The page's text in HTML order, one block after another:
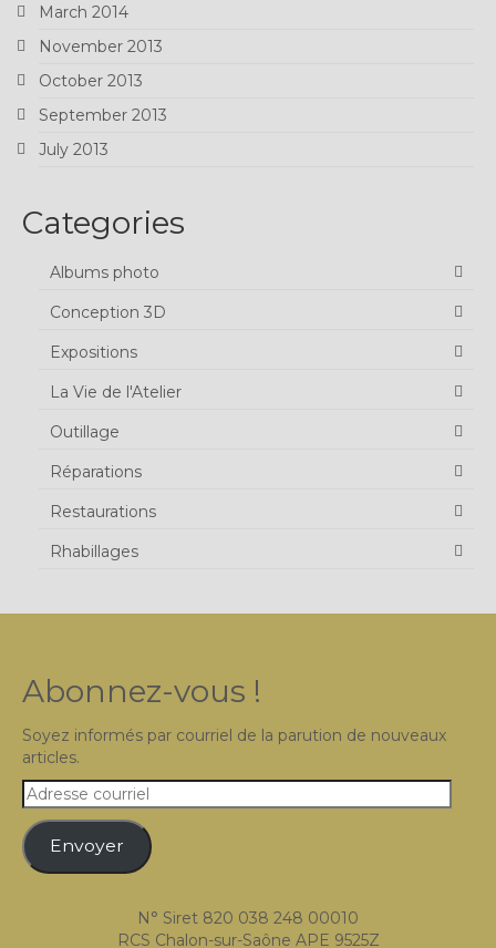
March 2014
November 2013
October 2013
September 2013
July 2013
Categories
Albums photo
Conception 3D
Expositions
La Vie de l'Atelier
Outillage
Réparations
Restaurations
Rhabillages
Abonnez-vous !
Soyez informés par courriel de la parution de nouveaux
articles.
Adresse
courriel
Envoyer
N° Siret 820 038 248 00010
RCS Chalon-sur-Saône APE 9525Z